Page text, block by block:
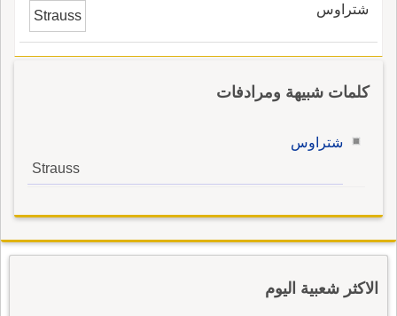
شتراوس Strauss
كلمات شبيهة ومرادفات
شتراوس
Strauss
الاكثر شعبية اليوم